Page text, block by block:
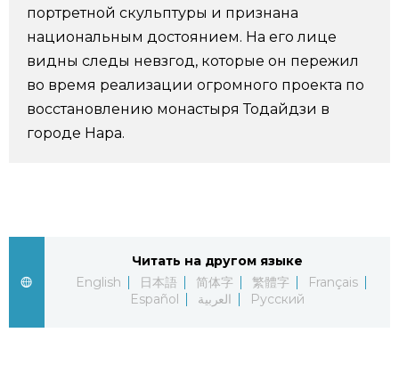
Политика
Экономика
Общество
Жизнь
Технологии
Японский калейдоскоп
Семья
Еда и напитки
портретной скульптуры и признана
национальным достоянием. На его лице
видны следы невзгод, которые он пережил
во время реализации огромного проекта по
восстановлению монастыря Тодайдзи в
городе Нара.
Читать на другом языке
English
日本語 简体字 繁體字
Français
Español
العربية Русский